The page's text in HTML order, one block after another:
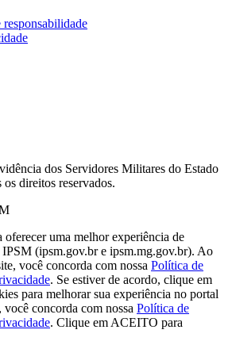
responsabilidade
dos Servidores Militares do Estado
direitos reservados.
uma melhor experiência de
(ipsm.gov.br e ipsm.mg.gov.br). Ao
você concorda com nossa Política de
. Se estiver de acordo, clique em
para melhorar sua experiência no portal
concorda com nossa Política de
. Clique em ACEITO para